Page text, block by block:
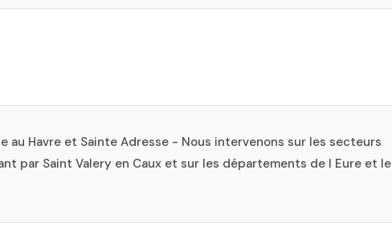
Havre et Sainte Adresse - Nous intervenons sur les secteurs
par Saint Valery en Caux et sur les départements de l Eure et le